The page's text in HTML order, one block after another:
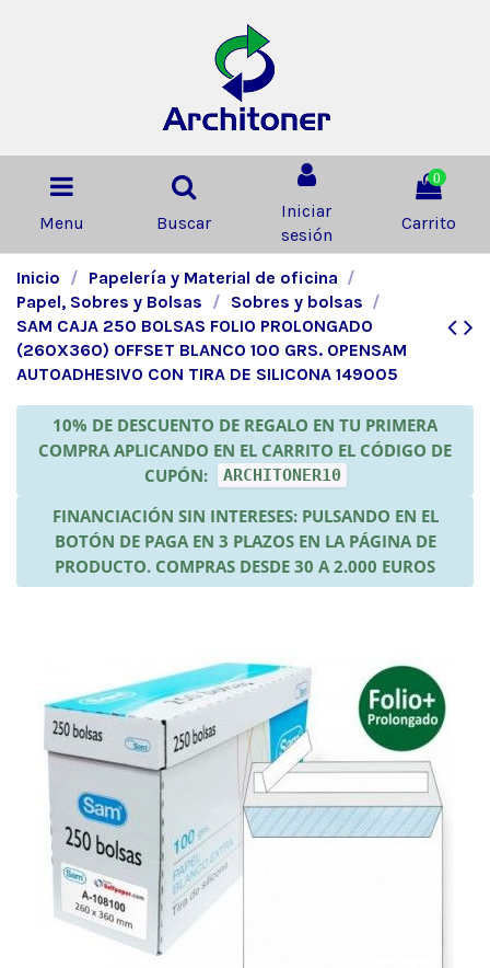
Menu Buscar
Iniciar
sesión
0
Carrito
Inicio
Papelería y Material de oficina
Papel, Sobres y Bolsas
Sobres y bolsas
SAM CAJA 250 BOLSAS FOLIO PROLONGADO
(260X360) OFFSET BLANCO 100 GRS. OPENSAM
AUTOADHESIVO CON TIRA DE SILICONA 149005
10% DE DESCUENTO DE REGALO EN TU PRIMERA
COMPRA APLICANDO EN EL CARRITO EL CÓDIGO DE
CUPÓN:
ARCHITONER10
FINANCIACIÓN SIN INTERESES: PULSANDO EN EL
BOTÓN DE PAGA EN 3 PLAZOS EN LA PÁGINA DE
PRODUCTO. COMPRAS DESDE 30 A 2.000 EUROS